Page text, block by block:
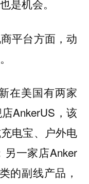
是机会。
平台方面，动
在美国有两家
AnkerUS，该
电宝、户外电
一家店Anker
的副线产品，